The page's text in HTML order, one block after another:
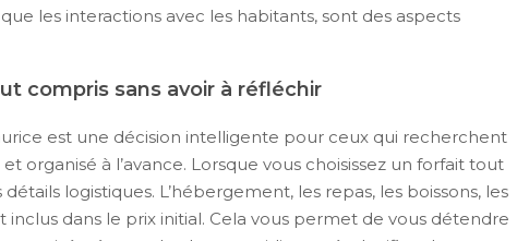
les interactions avec les habitants, sont des aspects
compris sans avoir à réfléchir
est une décision intelligente pour ceux qui recherchent
organisé à l’avance. Lorsque vous choisissez un forfait tout
logistiques. L’hébergement, les repas, les boissons, les
dans le prix initial. Cela vous permet de vous détendre